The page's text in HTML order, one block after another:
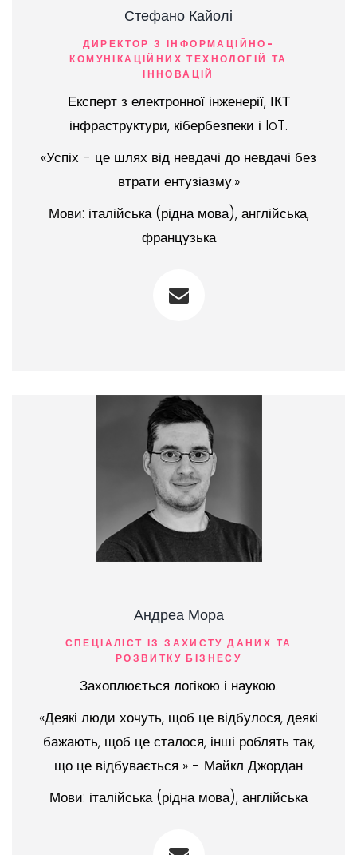
Стефано Кайолі
ДИРЕКТОР З ІНФОРМАЦІЙНО-
КОМУНІКАЦІЙНИХ ТЕХНОЛОГІЙ ТА
ІННОВАЦІЙ
Експерт з електронної інженерії, ІКТ
інфраструктури, кібербезпеки і IoT.
«Успіх - це шлях від невдачі до невдачі без
втрати ентузіазму.»
Мови: італійська (рідна мова), англійська,
французька
Андреа Мора
СПЕЦІАЛІСТ ІЗ ЗАХИСТУ ДАНИХ ТА
РОЗВИТКУ БІЗНЕСУ
Захоплюється логікою і наукою.
«Деякі люди хочуть, щоб це відбулося, деякі
бажають, щоб це сталося, інші роблять так,
що це відбувається » - Майкл Джордан
Мови: італійська (рідна мова), англійська